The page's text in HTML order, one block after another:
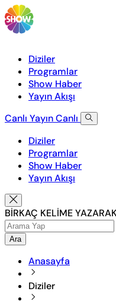
Diziler
Programlar
Show Haber
Yayın Akışı
Canlı YayınCanlı
Diziler
Programlar
Show Haber
Yayın Akışı
BİRKAÇ KELİME
Ara
Anasayfa
Diziler